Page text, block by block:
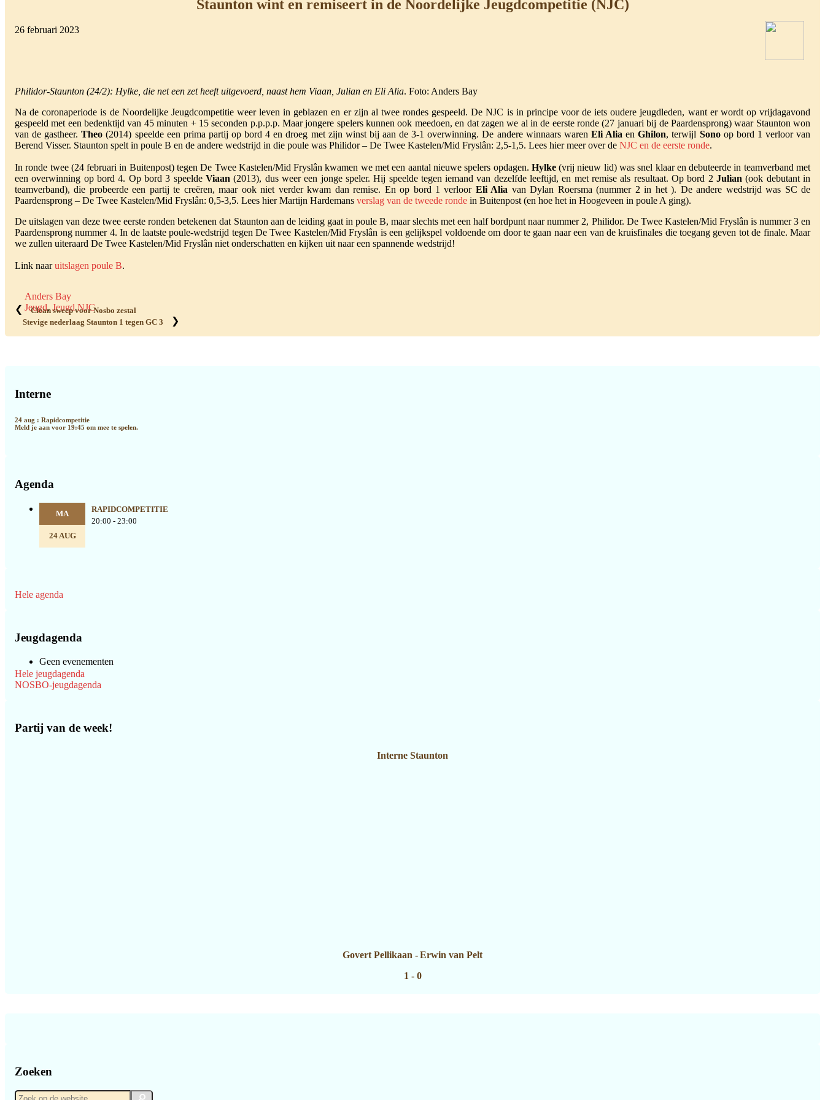
Staunton wint en remiseert in de Noordelijke Jeugdcompetitie (NJC)
26 februari 2023
Philidor-Staunton (24/2): Hylke, die net een zet heeft uitgevoerd, naast hem Viaan, Julian en Eli Alia. Foto: Anders Bay
Na de coronaperiode is de Noordelijke Jeugdcompetitie weer leven in geblazen en er zijn al twee rondes gespeeld. De NJC is in principe voor de iets oudere jeugdleden, want er wordt op vrijdagavond
gespeeld met een bedenktijd van 45 minuten + 15 seconden p.p.p.p. Maar jongere spelers kunnen ook meedoen, en dat zagen we al in de eerste ronde (27 januari bij de Paardensprong) waar Staunton won
van de gastheer.Theo(2014) speelde een prima partij op bord 4 en droeg met zijn winst bij aan de 3-1 overwinning. De andere winnaars waren Eli Alia enGhilon, terwijl Sono op bord 1 verloor van
Berend Visser. Staunton spelt in poule B en de andere wedstrijd in die poule was Philidor – De Twee Kastelen/Mid Fryslân: 2,5-1,5. Lees hier meer over de NJC en de eerste ronde.
In ronde twee (24 februari in Buitenpost) tegen De Twee Kastelen/Mid Fryslân kwamen we met een aantal nieuwe spelers opdagen. Hylke(vrij nieuw lid) was snel klaar en debuteerde in teamverband met
een overwinning op bord 4. Op bord 3 speelde Viaan(2013), dus weer een jonge speler. Hij speelde tegen iemand van dezelfde leeftijd, en met remise als resultaat. Op bord 2Julian(ook debutant in
teamverband), die probeerde een partij te creëren, maar ook niet verder kwam dan remise. En op bord 1 verloor Eli Alia van Dylan Roersma (nummer 2 in het ). De andere wedstrijd was SC de
Paardensprong – De Twee Kastelen/Mid Fryslân: 0,5-3,5. Lees hier Martijn Hardemans verslag van de tweede ronde in Buitenpost (en hoe het in Hoogeveen in poule A ging).
De uitslagen van deze twee eerste ronden betekenen dat Staunton aan de leiding gaat in poule B, maar slechts met een half bordpunt naar nummer 2, Philidor. De Twee Kastelen/Mid Fryslân is nummer 3 en
Paardensprong nummer 4. In de laatste poule-wedstrijd tegen De Twee Kastelen/Mid Fryslân is een gelijkspel voldoende om door te gaan naar een van de kruisfinales die toegang geven tot de finale. Maar
we zullen uiteraard De Twee Kastelen/Mid Fryslân niet onderschatten en kijken uit naar een spannende wedstrijd!
Link naaruitslagen poule B.
Anders Bay
Jeugd,Jeugd NJC
❮
Clean sweep voor Nosbo zestal
Stevige nederlaag Staunton 1 tegen GC 3
❯
Sidebar
Interne
24 aug : Rapidcompetitie
Meld je aan voor 19:45 om mee te spelen.
Agenda
MA
24 AUG
RAPIDCOMPETITIE
20:00 - 23:00
Hele agenda
Jeugdagenda
Geen evenementen
Hele jeugdagenda
NOSBO-jeugdagenda
Partij van de week!
Interne Staunton
Govert Pellikaan - Erwin van Pelt
1 - 0
Zoeken
Zoek Zoek